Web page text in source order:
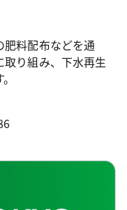
料配布などを通
取り組み、下水再生